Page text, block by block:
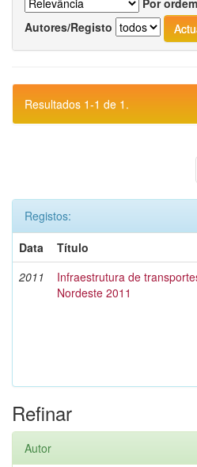
Por ordem
Autores/Registo
Resultados 1-1 de 1.
Registos:
Data
Título
2011
Infraestrutura de
Nordeste 2011
Refinar
Autor